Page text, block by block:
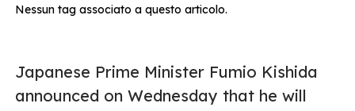
Nessun tag associato a questo articolo.
Japanese Prime Minister Fumio Kishida
announced on Wednesday that he will